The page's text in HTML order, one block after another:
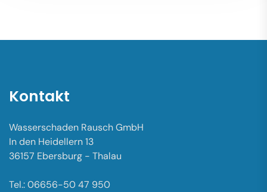
Kontakt
Wasserschaden Rausch GmbH
In den Heidellern 13
36157 Ebersburg - Thalau
Tel.: 06656-50 47 950